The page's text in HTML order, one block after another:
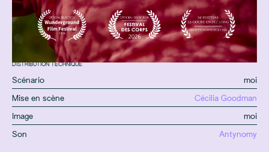
DISTRIBUTION TECHNIQUE
Scénario moi
Mise en scène Cécilia Goodman
Image moi
Son Antynomy